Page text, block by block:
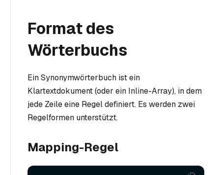
Format des
Wörterbuchs
Ein Synonymwörterbuch ist ein
Klartextdokument (oder ein Inline-Array), in dem
jede Zeile eine Regel definiert. Es werden zwei
Regelformen unterstützt.
Mapping-Regel